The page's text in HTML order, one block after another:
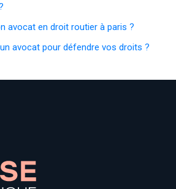
avocat en droit routier à paris ?
avocat pour défendre vos droits ?